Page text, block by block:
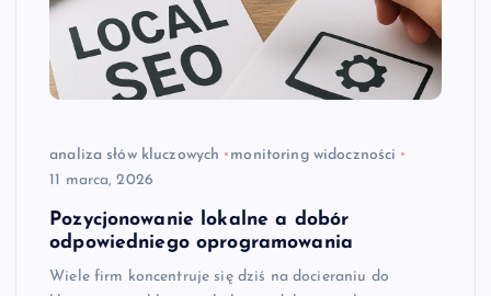
analiza słów kluczowych
monitoring widoczności
11 marca, 2026
Pozycjonowanie lokalne a dobór
odpowiedniego oprogramowania
Wiele firm koncentruje się dziś na docieraniu do